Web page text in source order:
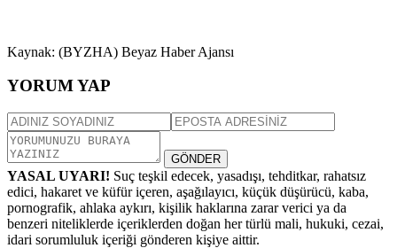
Kaynak: (BYZHA) Beyaz Haber Ajansı
YORUM YAP
GÖNDER
YASAL UYARI! Suç teşkil edecek, yasadışı, tehditkar, rahatsız
edici, hakaret ve küfür içeren, aşağılayıcı, küçük düşürücü, kaba,
pornografik, ahlaka aykırı, kişilik haklarına zarar verici ya da
benzeri niteliklerde içeriklerden doğan her türlü mali, hukuki, cezai,
idari sorumluluk içeriği gönderen kişiye aittir.